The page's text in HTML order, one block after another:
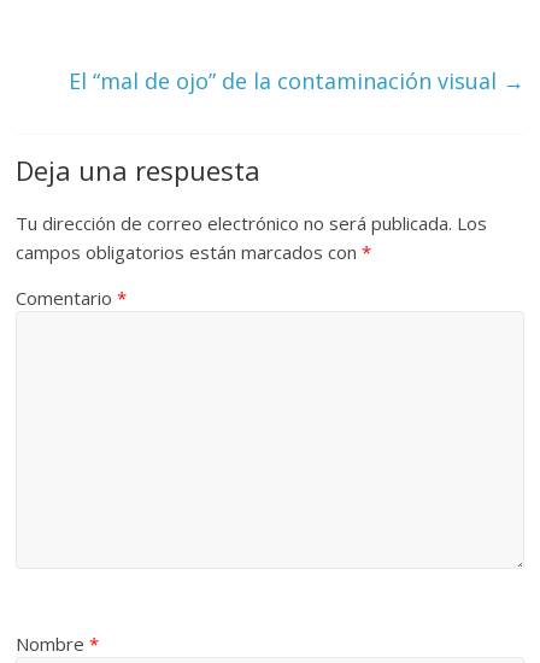
El “mal de ojo” de la contaminación visual →
Deja una respuesta
Tu dirección de correo electrónico no será publicada. Los
campos obligatorios están marcados con*
Comentario*
Nombre*